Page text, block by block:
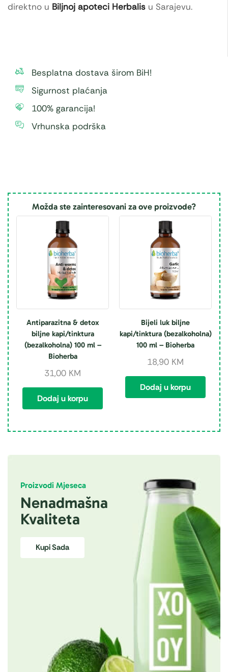
direktno u Biljnoj apoteci Herbalis u Sarajevu.
Besplatna dostava širom BiH!
Sigurnost plaćanja
100% garancija!
Vrhunska podrška
Možda ste zainteresovani za ove proizvode?
Antiparazitna & detox
biljne kapi/tinktura
(bezalkoholna) 100 ml –
Bioherba
31,00 KM
Dodaj u korpu
Bijeli luk biljne
kapi/tinktura (bezalkoholna)
100 ml – Bioherba
18,90 KM
Dodaj u korpu
Proizvodi Mjeseca
Nenadmašna
Kvaliteta
Kupi Sada